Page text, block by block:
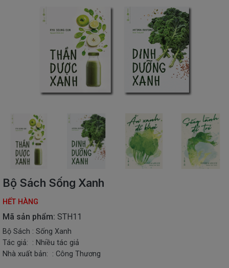
THIẾU
VPP
-
DÙNG
HỌC
SINH
QUÀ
-
ĐỒ
THIẾT
BỊ
Bộ Sách Sống Xanh
HẾT HÀNG
Mã sản phẩm: STH11
Bộ Sách : Sống Xanh
Tác giả: : Nhiều tác giả
Nhà xuất bản: : Công Thương